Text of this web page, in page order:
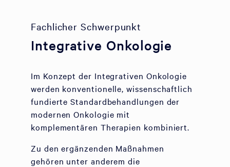
Fachlicher Schwerpunkt
Integrative Onkologie
Im Konzept der Integrativen Onkologie
werden konventionelle, wissenschaftlich
fundierte Standardbehandlungen der
modernen Onkologie mit
komplementären Therapien kombiniert.
Zu den ergänzenden Maßnahmen
gehören unter anderem die